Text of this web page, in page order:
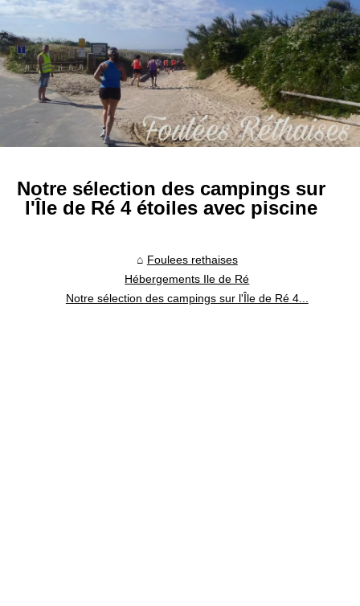
Notre sélection des campings sur
l'Île de Ré 4 étoiles avec piscine
Foulees rethaises
Hébergements Ile de Ré
Notre sélection des campings sur l'Île de Ré 4...